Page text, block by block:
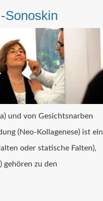
Sonoskin
und von Gesichtsnarben
(Neo-Kollagenese) ist ein
oder statische Falten),
gehören zu den